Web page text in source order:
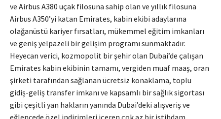
ve Airbus A380 uçak filosuna sahip olan ve yıllık filosuna
Airbus A350’yi katan Emirates, kabin ekibi adaylarına
olağanüstü kariyer fırsatları, mükemmel eğitim imkanları
ve geniş yelpazeli bir gelişim programı sunmaktadır.
Heyecan verici, kozmopolit bir şehir olan Dubai’de çalışan
Emirates kabin ekibinin tamamı, vergiden muaf maaş, oran
şirketi tarafından sağlanan ücretsiz konaklama, toplu
gidiş-geliş transfer imkanı ve kapsamlı bir sağlık sigortası
gibi çeşitli yan hakların yanında Dubai’deki alışveriş ve